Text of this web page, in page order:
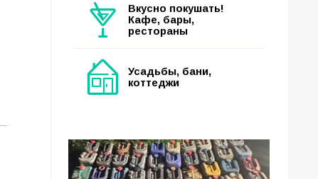
Вкусно покушать!
Кафе, бары,
рестораны
Усадьбы, бани,
коттеджи